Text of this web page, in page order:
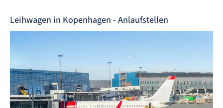
Leihwagen in Kopenhagen - Anlaufstellen